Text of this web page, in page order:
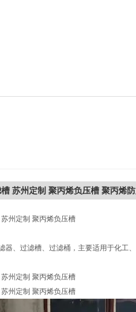
苏州定制 聚丙烯负压槽 聚丙烯
器、过滤槽、过滤桶，主要适用于化工